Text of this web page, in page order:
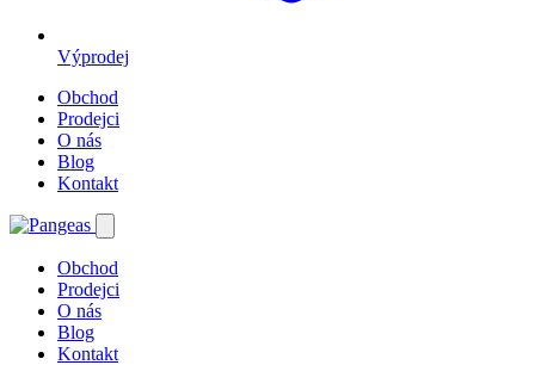
Výprodej
Obchod
Prodejci
O nás
Blog
Kontakt
Obchod
Prodejci
O nás
Blog
Kontakt